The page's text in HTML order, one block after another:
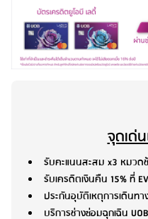
จุดเด่
รับคะแนนสะสม x3 หมวด
รับเครดิตเงินคืน 15% ที่
ประกันอุบัติเหตุการเดินท
บริการช่างซ่อมฉุกเฉิน